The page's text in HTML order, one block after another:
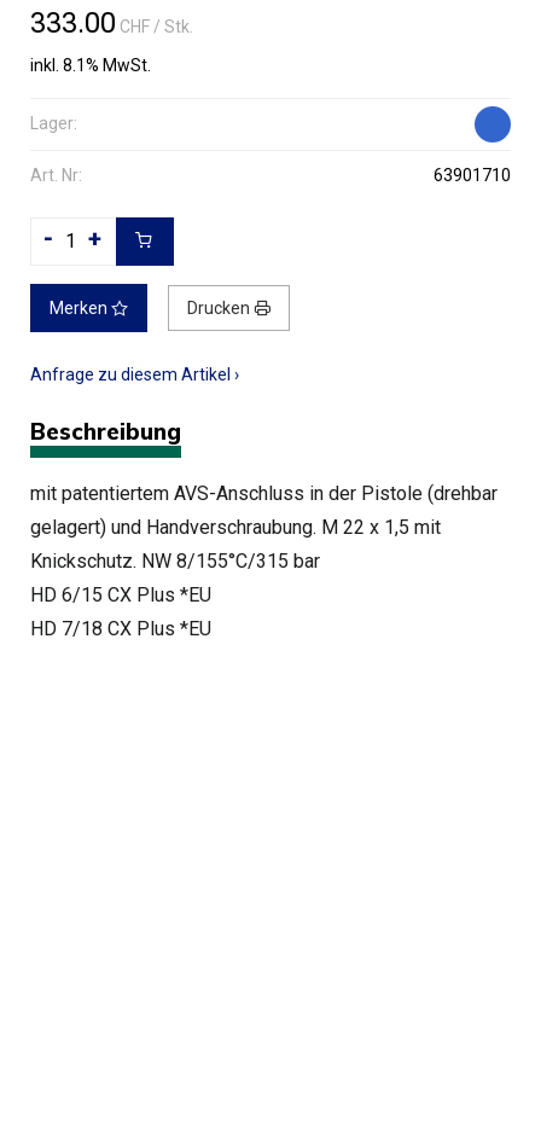
333.00 CHF/ Stk.
inkl. 8.1% MwSt.
Lager:
Art. Nr: 63901710
- +
Merken Drucken
Anfrage zu diesem Artikel ›
Beschreibung
mit patentiertem AVS-Anschluss in der Pistole (drehbar
gelagert) und Handverschraubung. M 22 x 1,5 mit
Knickschutz. NW 8/155°C/315 bar
HD 6/15 CX Plus *EU
HD 7/18 CX Plus *EU